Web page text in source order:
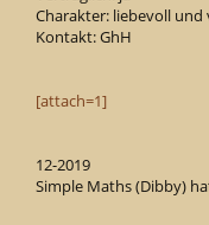
Charakter: liebevoll und
Kontakt: GhH
[attach=1]
12-2019
Simple Maths (Dibby)